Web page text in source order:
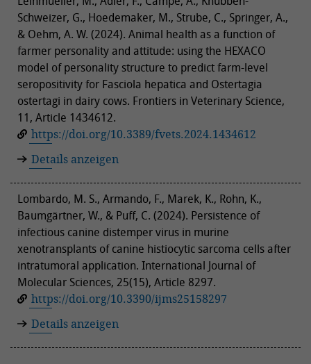
Schweizer, G., Hoedemaker, M., Strube, C., Springer, A.,
& Oehm, A. W. (2024). Animal health as a function of
farmer personality and attitude: using the HEXACO
model of personality structure to predict farm-level
seropositivity for Fasciola hepatica and Ostertagia
ostertagi in dairy cows. Frontiers in Veterinary Science,
11, Article 1434612.
https://doi.org/10.3389/fvets.2024.1434612
Details anzeigen
Lombardo, M. S., Armando, F., Marek, K., Rohn, K.,
Baumgärtner, W., & Puff, C. (2024). Persistence of
infectious canine distemper virus in murine
xenotransplants of canine histiocytic sarcoma cells after
intratumoral application. International Journal of
Molecular Sciences, 25(15), Article 8297.
https://doi.org/10.3390/ijms25158297
Details anzeigen